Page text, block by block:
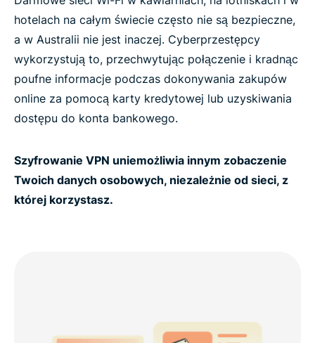
Get ExpressVPN for Australia risk-free
hotelach na całym świecie często nie są bezpieczne,
a w Australii nie jest inaczej. Cyberprzestępcy
wykorzystują to, przechwytując połączenie i kradnąc
poufne informacje podczas dokonywania zakupów
online za pomocą karty kredytowej lub uzyskiwania
dostępu do konta bankowego.
Szyfrowanie VPN uniemożliwia innym zobaczenie
Twoich danych osobowych, niezależnie od sieci, z
której korzystasz.